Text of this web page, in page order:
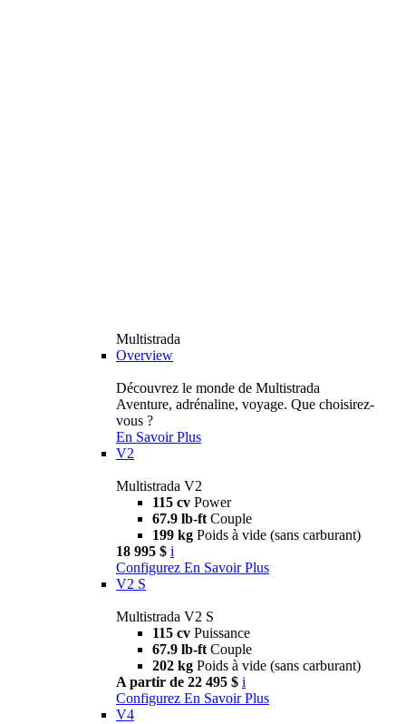
Multistrada
Overview
Découvrez le monde de Multistrada
Aventure, adrénaline, voyage. Que choisirez-
vous ?
En Savoir Plus
V2
Multistrada V2
115 cv Power
67.9 lb-ft Couple
199 kg Poids à vide (sans carburant)
18 995 $ i
Configurez En Savoir Plus
V2 S
Multistrada V2 S
115 cv Puissance
67.9 lb-ft Couple
202 kg Poids à vide (sans carburant)
A partir de 22 495 $ i
Configurez En Savoir Plus
V4